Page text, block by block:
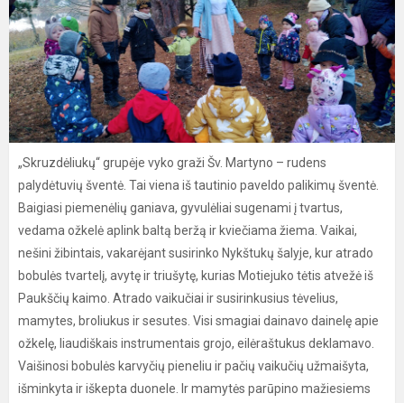
„Skruzdėliukų“ grupėje vyko graži Šv. Martyno – rudens
palydėtuvių šventė. Tai viena iš tautinio paveldo palikimų šventė.
Baigiasi piemenėlių ganiava, gyvulėliai sugenami į tvartus,
vedama ožkelė aplink baltą beržą ir kviečiama žiema. Vaikai,
nešini žibintais, vakarėjant susirinko Nykštukų šalyje, kur atrado
bobulės tvartelį, avytę ir triušytę, kurias Motiejuko tėtis atvežė iš
Paukščių kaimo. Atrado vaikučiai ir susirinkusius tėvelius,
mamytes, broliukus ir sesutes. Visi smagiai dainavo dainelę apie
ožkelę, liaudiškais instrumentais grojo, eilėraštukus deklamavo.
Vaišinosi bobulės karvyčių pieneliu ir pačių vaikučių užmaišyta,
išminkyta ir iškepta duonele. Ir mamytės parūpino mažiesiems